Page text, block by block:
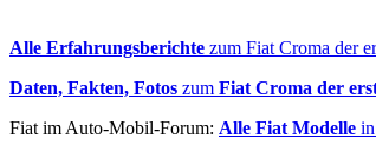
Alle Erfahrungsberichte zum Fiat Croma der
Daten, Fakten, Fotos zum Fiat Croma der
Fiat im Auto-Mobil-Forum: Alle Fiat Modelle